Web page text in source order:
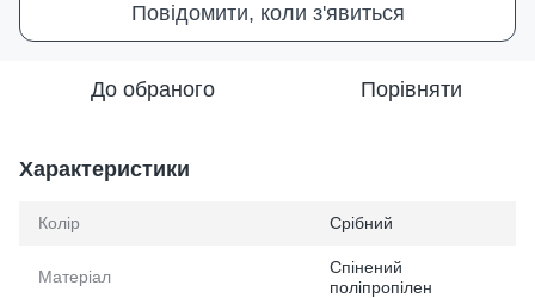
Повідомити, коли з'явиться
До обраного Порівняти
Характеристики
Колір Срібний
Матеріал
Спінений
поліпропілен